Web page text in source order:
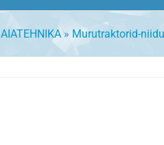
AIATEHNIKA » Murutraktorid-